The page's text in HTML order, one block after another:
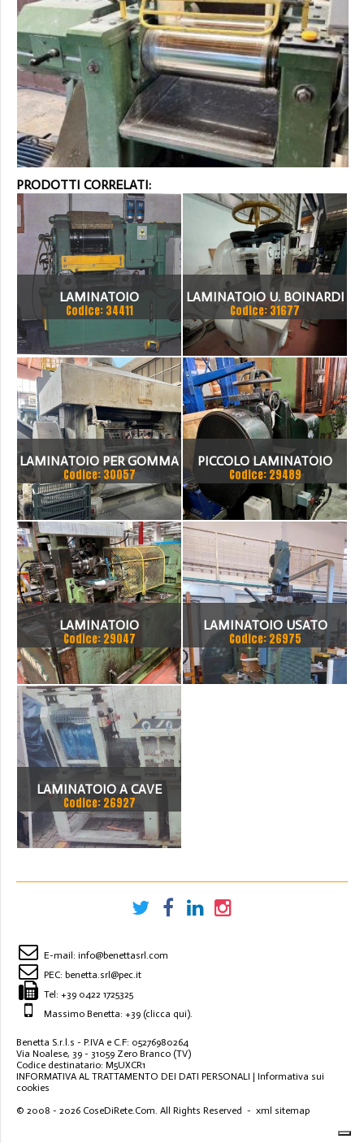
PRODOTTI CORRELATI:
LAMINATOIO
Codice: 34411
LAMINATOIO U. BOINARDI
Codice: 31677
LAMINATOIO PER GOMMA
+FORNO
Codice: 30057
PICCOLO LAMINATOIO
Codice: 29489
LAMINATOIO
Codice: 29047
LAMINATOIO USATO
Codice: 26975
LAMINATOIO A CAVE
Codice: 26927
E-mail: info@benettasrl.com
PEC: benetta.srl@pec.it
Tel: +39 0422 1725325
Massimo Benetta: +39 (clicca qui).
Benetta S.r.l.s - P.IVA e C.F: 05276980264
Via Noalese, 39 - 31059 Zero Branco (TV)
Codice destinatario: M5UXCR1
INFORMATIVA AL TRATTAMENTO DEI DATI PERSONALI | Informativa sui
cookies
© 2008 - 2026 CoseDiRete.Com. All Rights Reserved - xml sitemap